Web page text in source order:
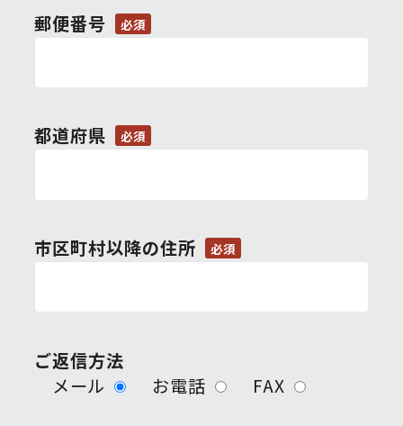
郵便番号 必須
都道府県 必須
市区町村以降の住所 必須
ご返信方法
メール
お電話 FAX